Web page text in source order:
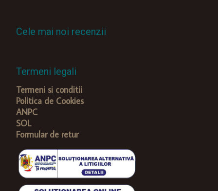
Cele mai noi recenzii
Termeni legali
Termeni si conditii
Politica de Cookies
ANPC
SOL
Formular de retur